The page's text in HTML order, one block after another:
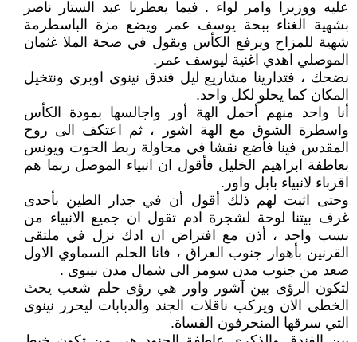
عليه ووزيرا وامر لواء . فيما يعطرنا عبد الستار ناصر
بشهية الغناء ببحة يوسف عمر ويضع مزة الباسطرمة
شهية للمزاح ويرفع الكأس ويقول في صحة الملا غثمان
الموصلي اهدي اغنية ليوسف عمر.
نضحك ، فتدارينا مشاريع ليل فندق نينوى اوبري ونتخيل
المكان كما يحلو لكل واحد.
أنا واحد منهم أحمل الهة أور واجالسها بمودة الكأس
واسطرة الشوق مع الهة اشور ، ثم اعتكف الى روح
المقدس فينا فأضع نقشا في محاولة ربط الحوت ويونس
بعاطفة ابراهيم الخليل فأقول ان انبياء الموصل ربما هم
اقرباء لانبياء بابل واور.
وحتى اثبت لهم ذلك أقول أن في جدار الطين بأحدى
غرف بيتنا لوحة لشجرة ادم تقول ان جميع الانبياء من
نسب واحد ، أذن مع افتراض ان ادك نزل في ملتقى
القرنين بأهوار جنوب العراق ، فانا الحلم السماوي الاول
صعد من جنوب مدن سومر الى شمال مدن نينوى .
لتكون الرؤى بين آشور واور هي رؤى حلم شعب يحث
الخطى الان ويركب ناقلات الجند والدبابات ليحرر نينوى
التي سرقها المنحرفون القساة.